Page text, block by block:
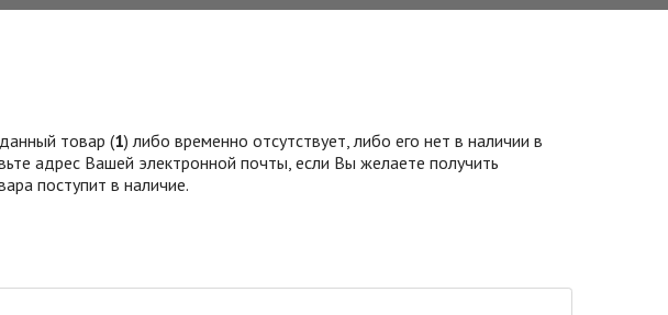
товар (1) либо временно отсутствует, либо его нет в наличии в
адрес Вашей электронной почты, если Вы желаете получить
поступит в наличие.